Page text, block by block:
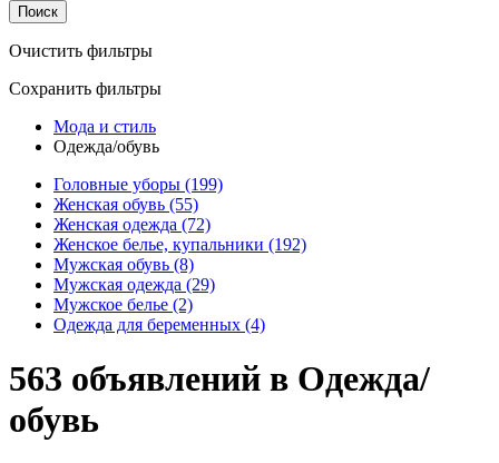
Поиск
Очистить фильтры
Сохранить фильтры
Мода и стиль
Одежда/обувь
Головные уборы (199)
Женская обувь (55)
Женская одежда (72)
Женское белье, купальники (192)
Мужская обувь (8)
Мужская одежда (29)
Мужское белье (2)
Одежда для беременных (4)
563 объявлений в Одежда/
обувь